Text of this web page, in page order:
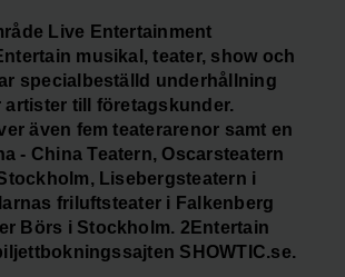
Live Entertainment
musikal, teater, show och
specialbeställd underhållning
artister till företagskunder.
även fem teaterarenor samt en
- China Teatern, Oscarsteatern
Lisebergsteatern i
friluftsteater i Falkenberg
Börs i Stockholm. 2Entertain
SHOWTIC.se.